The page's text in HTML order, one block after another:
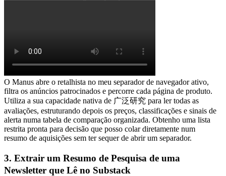
O Manus abre o retalhista no meu separador de navegador ativo,
filtra os anúncios patrocinados e percorre cada página de produto.
Utiliza a sua capacidade nativa de 广泛研究 para ler todas as
avaliações, estruturando depois os preços, classificações e sinais de
alerta numa tabela de comparação organizada. Obtenho uma lista
restrita pronta para decisão que posso colar diretamente num
resumo de aquisições sem ter sequer de abrir um separador.
3. Extrair um Resumo de Pesquisa de uma
Newsletter que Lê no Substack